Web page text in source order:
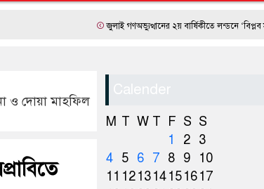
জুলাই গণঅভ্যুত্থানের ২য় বার্ষিকীতে লন্ডনে ‘বিপ্লব সমাবেশ’
ও দোয়া মাহফিল
Calender
M T W T F S S
1
2 3
4 5 6 7 8 9
10
11 121314151617